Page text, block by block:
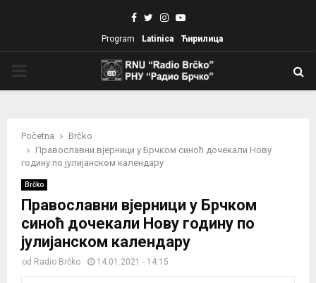
Facebook
TwitterInstagram
Youtube
Program Latinica Ћирилица
Početna
Brčko
Православни вјерници у Брчком синоћ дочекали Нову
годину по јулијанском календару
Brčko
Православни вјерници у Брчком
синоћ дочекали Нову годину по
јулијанском календару
od Radio Brčko 14.01.2021 - 14:15